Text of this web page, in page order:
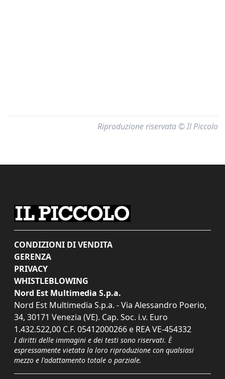
Riproduzione riservata © Il Piccolo
CONDIZIONI DI VENDITA
GERENZA
PRIVACY
WHISTLEBLOWING
Nord Est Multimedia S.p.a.
Nord Est Multimedia S.p.a. - Via Alessandro Poerio,
34, 30171 Venezia (VE). Cap. Soc. i.v. Euro
1.432.522,00 C.F. 05412000266 e REA VE-454332
I diritti delle immagini e dei testi sono riservati. È
espressamente vietata la loro riproduzione con qualsiasi
mezzo e l'adattamento totale o parziale.